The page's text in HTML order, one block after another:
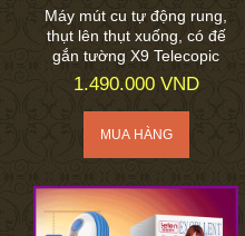
Máy mút cu tự động rung,
thụt lên thụt xuống, có đế
gắn tường X9 Telecopic
1.490.000 VND